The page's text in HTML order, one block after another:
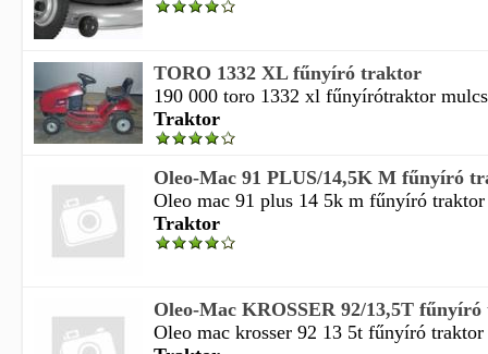
TORO 1332 XL fűnyíró traktor
190 000 toro 1332 xl fűnyírótraktor
Traktor
Oleo-Mac 91 PLUS/14,5K M fűnyíró
Oleo mac 91 plus 14 5k m fűnyíró
Traktor
Oleo-Mac KROSSER 92/13,5T
Oleo mac krosser 92 13 5t fűnyíró traktor